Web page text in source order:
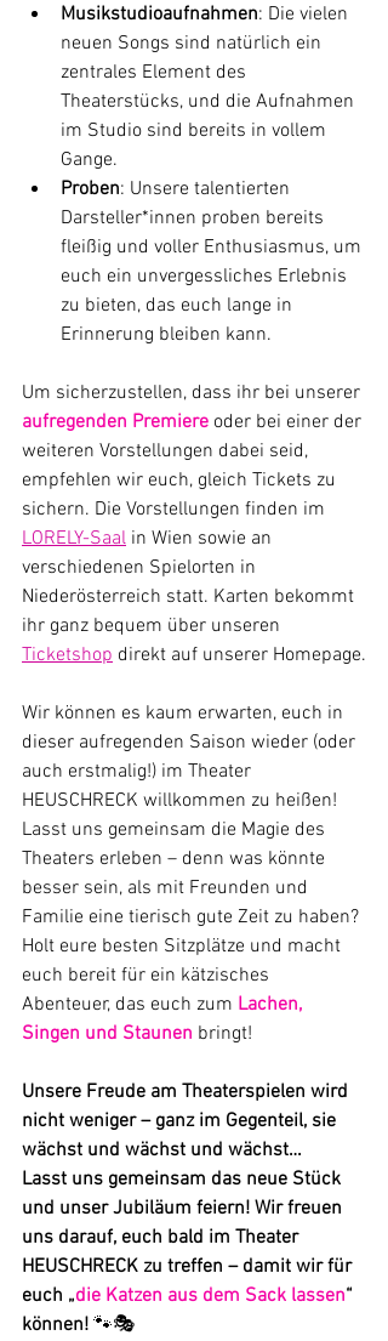
Musikstudioaufnahmen: Die vielen
neuen Songs sind natürlich ein
zentrales Element des
Theaterstücks, und die Aufnahmen
im Studio sind bereits in vollem
Gange.
Proben: Unsere talentierten
Darsteller*innen proben bereits
fleißig und voller Enthusiasmus, um
euch ein unvergessliches Erlebnis
zu bieten, das euch lange in
Erinnerung bleiben kann.
Um sicherzustellen, dass ihr bei unserer
aufregenden Premiere oder bei einer der
weiteren Vorstellungen dabei seid,
empfehlen wir euch, gleich Tickets zu
sichern. Die Vorstellungen finden im
LORELY-Saal in Wien sowie an
verschiedenen Spielorten in
Niederösterreich statt. Karten bekommt
ihr ganz bequem über unseren
Ticketshop direkt auf unserer Homepage.
Wir können es kaum erwarten, euch in
dieser aufregenden Saison wieder (oder
auch erstmalig!) im Theater
HEUSCHRECK willkommen zu heißen!
Lasst uns gemeinsam die Magie des
Theaters erleben – denn was könnte
besser sein, als mit Freunden und
Familie eine tierisch gute Zeit zu haben?
Holt eure besten Sitzplätze und macht
euch bereit für ein kätzisches
Abenteuer, das euch zum Lachen,
Singen und Staunen bringt!
Unsere Freude am Theaterspielen wird
nicht weniger – ganz im Gegenteil, sie
wächst und wächst und wächst…
Lasst uns gemeinsam das neue Stück
und unser Jubiläum feiern! Wir freuen
uns darauf, euch bald im Theater
HEUSCHRECK zu treffen – damit wir für
euch „die Katzen aus dem Sack lassen“
können! 🐾🎭